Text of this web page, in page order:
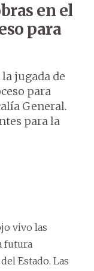
en el
para
jugada de
para
General.
para la
vivo las
futura
Estado. Las